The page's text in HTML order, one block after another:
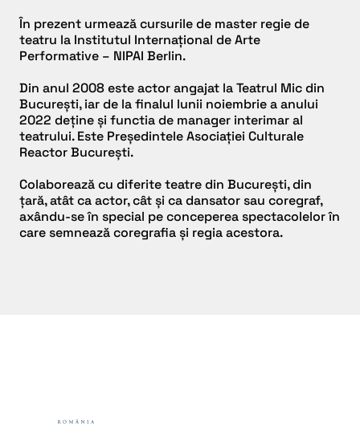
În prezent urmează cursurile de master regie de
teatru la Institutul Internațional de Arte
Performative – NIPAI Berlin.
Din anul 2008 este actor angajat la Teatrul Mic din
București, iar de la finalul lunii noiembrie a anului
2022 deține și functia de manager interimar al
teatrului. Este Președintele Asociației Culturale
Reactor București.
Colaborează cu diferite teatre din București, din
țară, atât ca actor, cât și ca dansator sau coregraf,
axându-se în special pe conceperea spectacolelor în
care semnează coregrafia și regia acestora.